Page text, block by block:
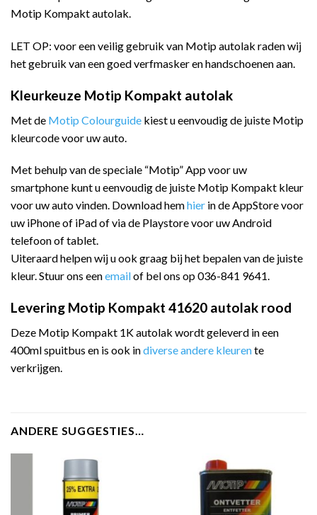
Motip Kompakt autolak.
LET OP: voor een veilig gebruik van Motip autolak raden wij
het gebruik van een goed verfmasker en handschoenen aan.
Kleurkeuze Motip Kompakt autolak
Met de Motip Colourguide kiest u eenvoudig de juiste Motip
kleurcode voor uw auto.
Met behulp van de speciale “Motip” App voor uw
smartphone kunt u eenvoudig de juiste Motip Kompakt kleur
voor uw auto vinden. Download hemhier in de AppStore voor
uw iPhone of iPad of via de Playstore voor uw Android
telefoon of tablet.
Uiteraard helpen wij u ook graag bij het bepalen van de juiste
kleur. Stuur ons eenemailof bel ons op 036-841 9641.
Levering Motip Kompakt 41620 autolak rood
Deze Motip Kompakt 1K autolak wordt geleverd in een
400ml spuitbus en is ook indiverse andere kleurente
verkrijgen.
ANDERE SUGGESTIES…